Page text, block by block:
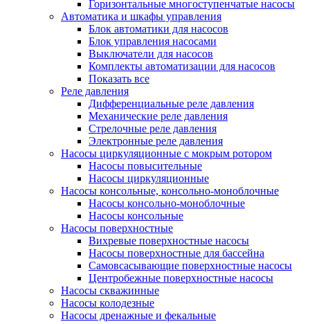
Горизонтальные многоступенчатые насосы
Автоматика и шкафы управления
Блок автоматики для насосов
Блок управления насосами
Выключатели для насосов
Комплекты автоматизации для насосов
Показать все
Реле давления
Дифференциальные реле давления
Механические реле давления
Стрелочные реле давления
Электронные реле давления
Насосы циркуляционные с мокрым ротором
Насосы повысительные
Насосы циркуляционные
Насосы консольные, консольно-моноблочные
Насосы консольно-моноблочные
Насосы консольные
Насосы поверхностные
Вихревые поверхностные насосы
Насосы поверхностные для бассейна
Самовсасывающие поверхностные насосы
Центробежные поверхностные насосы
Насосы скважинные
Насосы колодезные
Насосы дренажные и фекальные